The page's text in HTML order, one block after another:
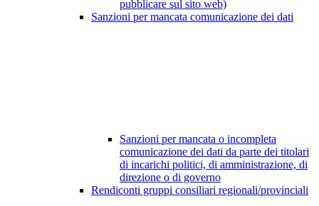
pubblicare sul sito web)
Sanzioni per mancata comunicazione dei dati
Sanzioni per mancata o incompleta
comunicazione dei dati da parte dei titolari
di incarichi politici, di amministrazione, di
direzione o di governo
Rendiconti gruppi consiliari regionali/provinciali